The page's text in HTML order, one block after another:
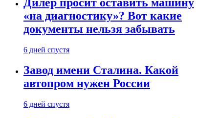
«на диагностику»? Вот какие
документы нельзя забывать
6 дней спустя
Завод имени Сталина. Какой
автопром нужен России
6 дней спустя